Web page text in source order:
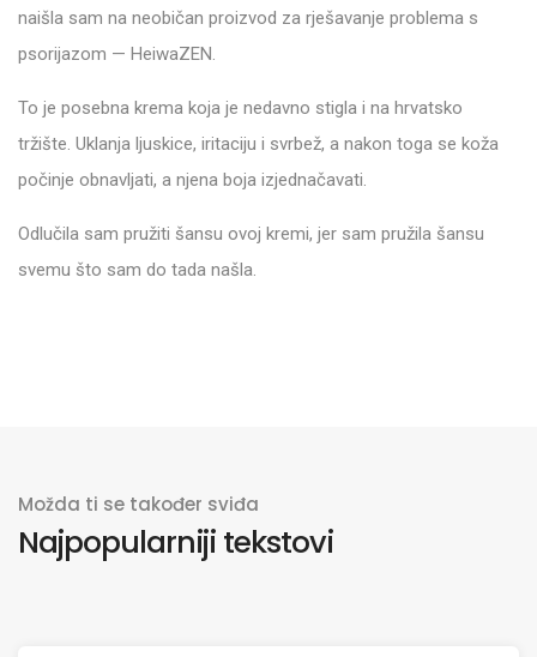
naišla sam na neobičan proizvod za rješavanje problema s
psorijazom — HeiwaZEN.
To je posebna krema koja je nedavno stigla i na hrvatsko
tržište. Uklanja ljuskice, iritaciju i svrbež, a nakon toga se koža
počinje obnavljati, a njena boja izjednačavati.
Odlučila sam pružiti šansu ovoj kremi, jer sam pružila šansu
svemu što sam do tada našla.
Možda ti se također sviđa
Najpopularniji tekstovi